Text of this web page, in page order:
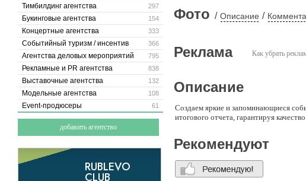
297
Тимбилдинг агентства
154
Букинговые агентства
333
Концертные агентства
366
Событийный туризм / инсентив
795
Агентства деловых мероприятий
838
Рекламные и PR агентства
132
Выставочные агентства
108
Модельные агентства
61
Event-продюсеры
добавить агентство
Фото / Описание /
Как убрать
Реклама
Описание
Создаем яркие и запоминающиеся
итогового отчета, гарантируя
Рекомендуют